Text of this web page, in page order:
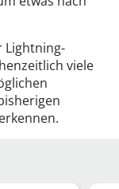
Lightning-
viele